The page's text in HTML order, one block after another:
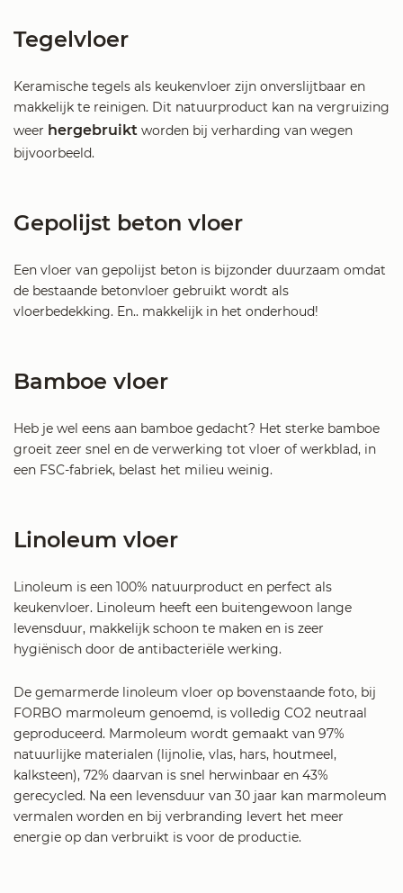
Tegelvloer
Keramische tegels als keukenvloer zijn onverslijtbaar en
makkelijk te reinigen. Dit natuurproduct kan na vergruizing
weer hergebruikt worden bij verharding van wegen
bijvoorbeeld.
Gepolijst beton vloer
Een vloer van gepolijst beton is bijzonder duurzaam omdat
de bestaande betonvloer gebruikt wordt als
vloerbedekking. En.. makkelijk in het onderhoud!
Bamboe vloer
Heb je wel eens aan bamboe gedacht? Het sterke bamboe
groeit zeer snel en de verwerking tot vloer of werkblad, in
een FSC-fabriek, belast het milieu weinig.
Linoleum vloer
Linoleum is een 100% natuurproduct en perfect als
keukenvloer. Linoleum heeft een buitengewoon lange
levensduur, makkelijk schoon te maken en is zeer
hygiënisch door de antibacteriële werking.
De gemarmerde linoleum vloer op bovenstaande foto, bij
FORBO marmoleum genoemd, is volledig CO2 neutraal
geproduceerd. Marmoleum wordt gemaakt van 97%
natuurlijke materialen (lijnolie, vlas, hars, houtmeel,
kalksteen), 72% daarvan is snel herwinbaar en 43%
gerecycled. Na een levensduur van 30 jaar kan marmoleum
vermalen worden en bij verbranding levert het meer
energie op dan verbruikt is voor de productie.